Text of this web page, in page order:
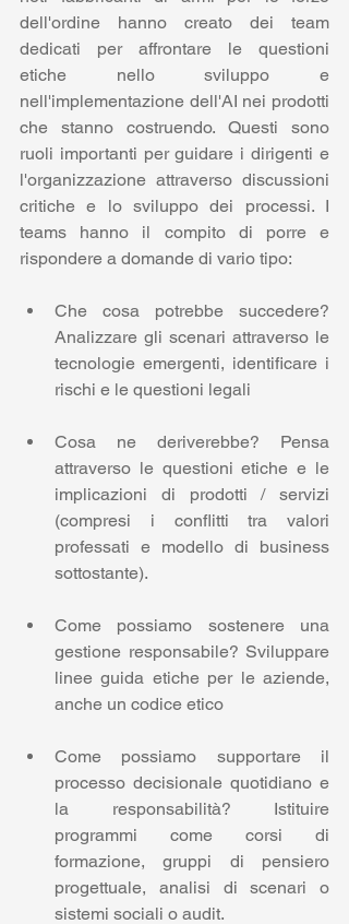
dell'ordine hanno creato dei team
dedicati per affrontare le questioni
etiche nello sviluppo e
nell'implementazione dell'AI nei prodotti
che stanno costruendo. Questi sono
ruoli importanti per guidare i dirigenti e
l'organizzazione attraverso discussioni
critiche e lo sviluppo dei processi. I
teams hanno il compito di porre e
rispondere a domande di vario tipo:
Che cosa potrebbe succedere?
Analizzare gli scenari attraverso le
tecnologie emergenti, identificare i
rischi e le questioni legali
Cosa ne deriverebbe? Pensa
attraverso le questioni etiche e le
implicazioni di prodotti / servizi
(compresi i conflitti tra valori
professati e modello di business
sottostante).
Come possiamo sostenere una
gestione responsabile? Sviluppare
linee guida etiche per le aziende,
anche un codice etico
Come possiamo supportare il
processo decisionale quotidiano e
la responsabilità? Istituire
programmi come corsi di
formazione, gruppi di pensiero
progettuale, analisi di scenari o
sistemi sociali o audit.